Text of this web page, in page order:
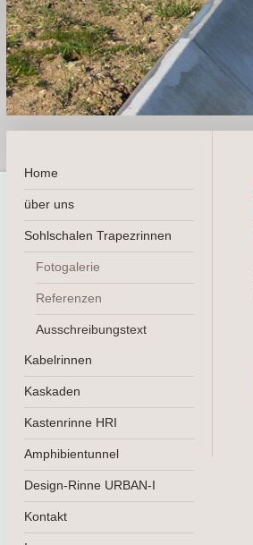
Home
über uns
Sohlschalen Trapezrinnen
Fotogalerie
Referenzen
Ausschreibungstext
Kabelrinnen
Kaskaden
Kastenrinne HRI
Amphibientunnel
Design-Rinne URBAN-I
Kontakt